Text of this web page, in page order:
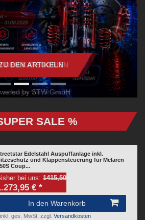
DEN KATEGORIEN
solange Vorrat reicht!
DEN ARTIKELN
by STW GmbH
SALE %
Edelstahl Auspuffanlage inkl.
und Klappensteuerung für Mclaren
Coup...
bei uns:1415,50
€ *
In den Warenkorb
inkl. ges. MwSt. zzgl.Versandkosten